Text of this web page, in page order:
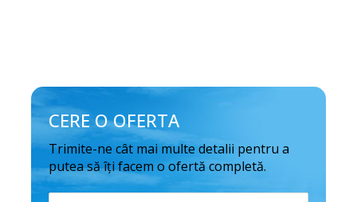
CERE O OFERTA
Trimite-ne cât mai multe detalii pentru a
putea să îți facem o ofertă completă.